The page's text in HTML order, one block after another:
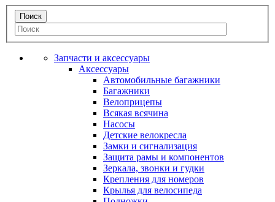
Запчасти и аксессуары
Аксессуары
Автомобильные багажники
Багажники
Велоприцепы
Всякая всячина
Насосы
Детские велокресла
Замки и сигнализация
Защита рамы и компонентов
Зеркала, звонки и гудки
Крепления для номеров
Крылья для велосипеда